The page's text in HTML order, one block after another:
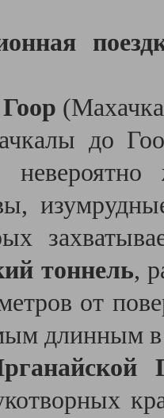
до
тоннель,
от
длинным